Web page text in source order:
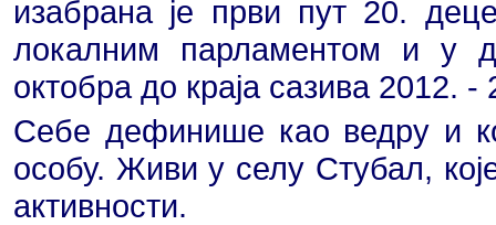
изабрана је први пут 20.
локалним парламентом и у
октобра до краја сазива 2012.
Себе дефинише као ведру и
особу. Живи у селу Стубал,
активности.